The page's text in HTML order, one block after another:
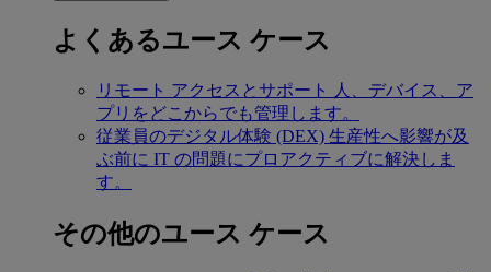
よくあるユース ケース
リモート アクセスとサポート
人、デバイス、ア
プリをどこからでも管理します。
従業員のデジタル体験 (DEX) 生産性へ影響が及
ぶ前に IT の問題にプロアクティブに解決しま
す。
その他のユース ケース